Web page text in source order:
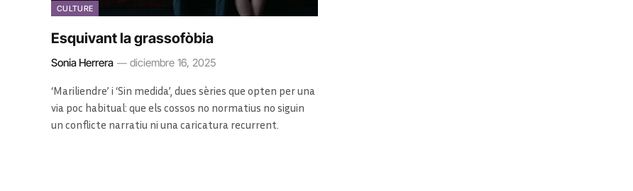
CULTURE
Esquivant la grassofòbia
Sonia Herrera diciembre 16, 2025
‘Mariliendre’ i ‘Sin medida’, dues sèries que opten per una
via poc habitual: que els cossos no normatius no siguin
un conflicte narratiu ni una caricatura recurrent.